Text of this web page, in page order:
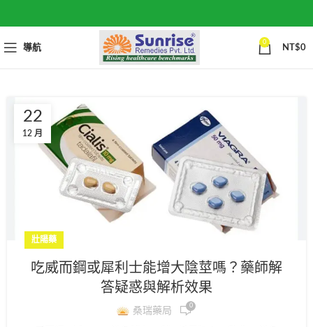
導航
0
NT$0
22
12 月
壯陽藥
吃威而鋼或犀利士能增大陰莖嗎？藥師解
答疑惑與解析效果
桑瑞藥局 0